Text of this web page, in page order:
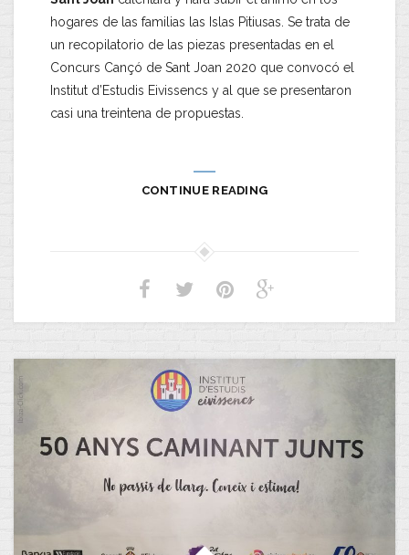
hogares de las familias las Islas Pitiusas. Se trata de
un recopilatorio de las piezas presentadas en el
Concurs Cançó de Sant Joan 2020 que convocó el
Institut d’Estudis Eivissencs y al que se presentaron
casi una treintena de propuestas.
CONTINUE READING